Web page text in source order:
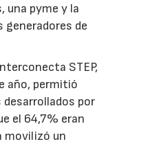
una pyme y la
generadores de
STEP,
año, permitió
por
el 64,7% eran
movilizó un